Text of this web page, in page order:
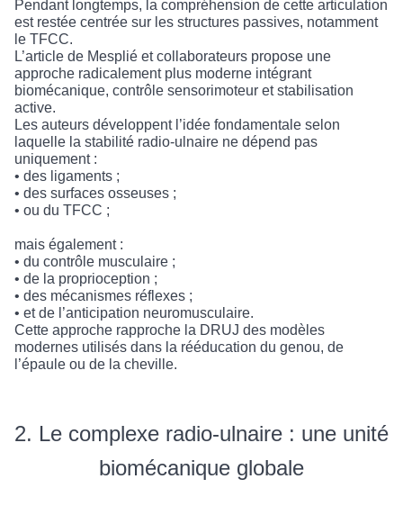
Pendant longtemps, la compréhension de cette articulation
est restée centrée sur les structures passives, notamment
le TFCC.
L’article de Mesplié et collaborateurs propose une
approche radicalement plus moderne intégrant
biomécanique, contrôle sensorimoteur et stabilisation
active.
Les auteurs développent l’idée fondamentale selon
laquelle la stabilité radio-ulnaire ne dépend pas
uniquement :
• des ligaments ;
• des surfaces osseuses ;
• ou du TFCC ;
mais également :
• du contrôle musculaire ;
• de la proprioception ;
• des mécanismes réflexes ;
• et de l’anticipation neuromusculaire.
Cette approche rapproche la DRUJ des modèles
modernes utilisés dans la rééducation du genou, de
l’épaule ou de la cheville.
2. Le complexe radio-ulnaire : une unité
biomécanique globale